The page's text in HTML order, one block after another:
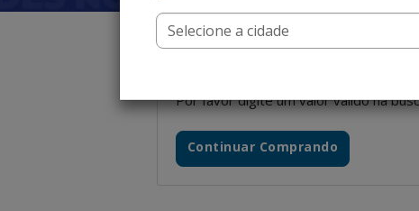
Por favor digite um valor valido na
Continuar Comprando